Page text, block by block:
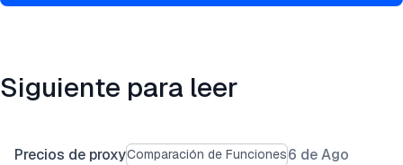
Siguiente para leer
Precios de proxyComparación de Funciones6 de Ago